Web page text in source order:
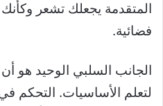
المتقدمة يجعلك تشعر وكأنك
فضائية.
الجانب السلبي الوحيد هو
لتعلم الأساسيات. التحكم